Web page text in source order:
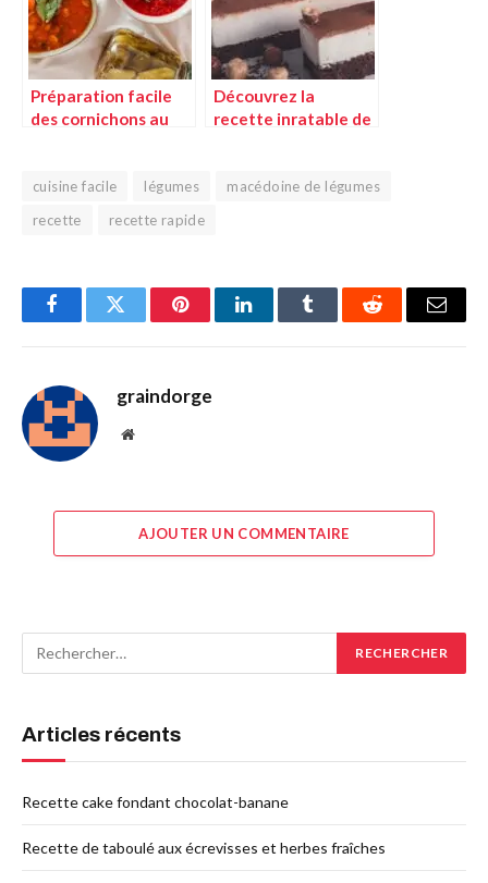
Préparation facile
des cornichons au
Découvrez la
recette inratable de
cuisine facile légumes
macédoine de légumes
recette
recette rapide
FacebookTwitter PinterestLinkedInTumblr Reddit
E-
graindorge
Site
AJOUTER UN COMMENTAIRE
Articles récents
Recette cake fondant chocolat-banane
Recette de taboulé aux écrevisses et herbes fraîches